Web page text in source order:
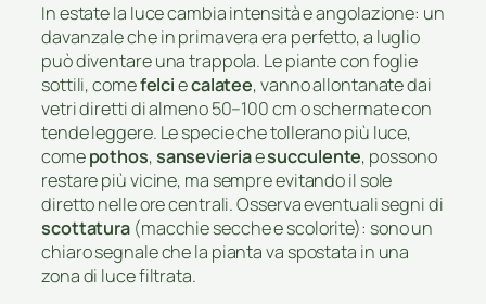
In estate la luce cambia intensità e angolazione: un
davanzale che in primavera era perfetto, a luglio
può diventare una trappola. Le piante con foglie
sottili, comefelciecalatee, vanno allontanate dai
vetri diretti di almeno 50–100 cm o schermate con
tende leggere. Le specie che tollerano più luce,
comepothos,sansevieriaesucculente, possono
restare più vicine, ma sempre evitando il sole
diretto nelle ore centrali. Osserva eventuali segni di
scottatura (macchie secche e scolorite): sono un
chiaro segnale che la pianta va spostata in una
zona di luce filtrata.